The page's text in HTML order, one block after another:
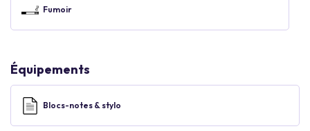
Fumoir
Équipements
Blocs-notes & stylo